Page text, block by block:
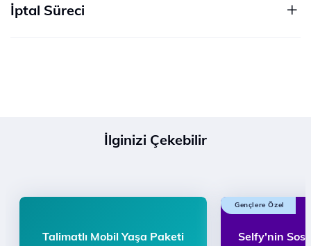
İptal Süreci
İlginizi Çekebilir
Talimatlı Mobil Yaşa Paketi
Gençlere Özel
Selfy'nin